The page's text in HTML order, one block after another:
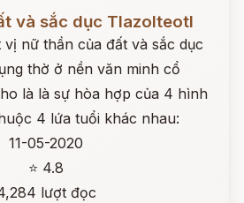
và sắc dục Tlazolteotl
nữ thần của đất và sắc dục
thờ ở nền văn minh cổ
là là sự hòa hợp của 4 hình
4 lứa tuổi khác nhau:
11-05-2020
⭐ 4.8
lượt đọc